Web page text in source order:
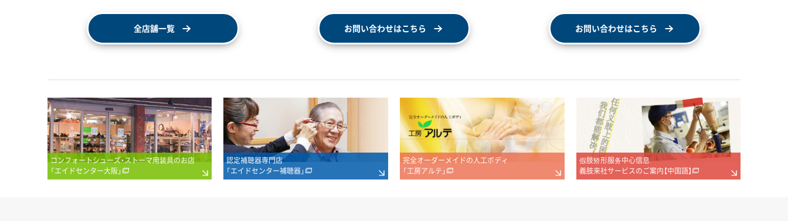
全店舗一覧 お問い合わせはこちら お問い合わせはこちら
コンフォートシューズ・ストーマ用装具のお店
「エイドセンター大阪」
認定補聴器専門店
「エイドセンター補聴器」
完全オーダーメイドの人工ボディ
「工房アルテ」
假肢矫形服务中心信息
義肢来社サービスのご案内【中国語】